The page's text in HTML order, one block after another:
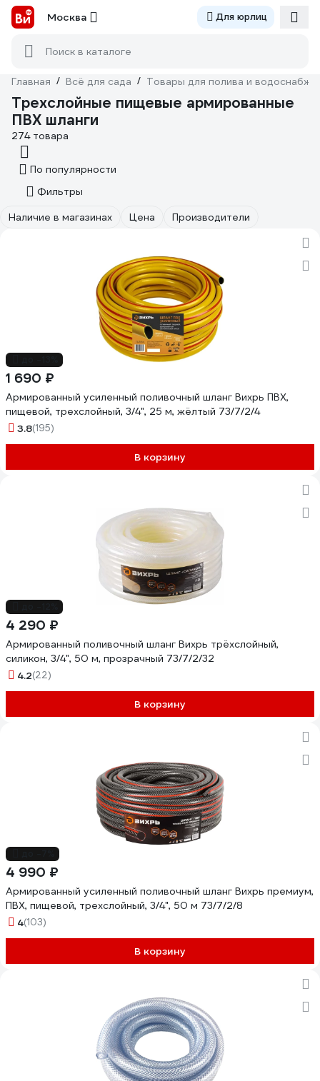
Москва Для юрлиц
Поиск в каталоге
Главная / Всё для сада / Товары для полива и
Трехслойные пищевые армированные
ПВХ шланги
274 товара
По популярности
Фильтры
Наличие в магазинах
Цена Производители
1 690 ₽
Армированный усиленный поливочный шланг Вихрь ПВХ,
пищевой, трехслойный, 3/4", 25 м, жёлтый 73/7/2/4
3.8(195)
В корзину
4 290 ₽
Армированный поливочный шланг Вихрь трёхслойный,
силикон, 3/4", 50 м, прозрачный 73/7/2/32
4.2(22)
В корзину
4 990 ₽
Армированный усиленный поливочный шланг Вихрь премиум,
ПВХ, пищевой, трехслойный, 3/4", 50 м 73/7/2/8
4(103)
В корзину